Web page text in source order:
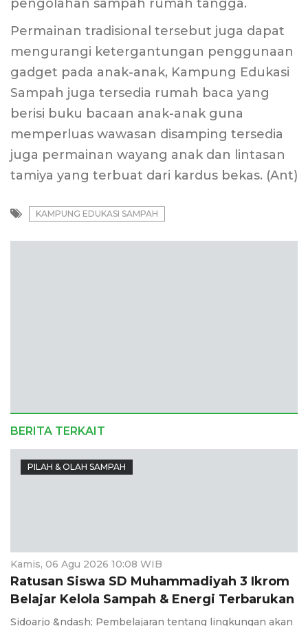
pengolahan sampah rumah tangga.
Permainan tradisional tersebut juga dapat
mengurangi ketergantungan penggunaan
gadget pada anak-anak, Kampung Edukasi
Sampah juga tersedia rumah baca yang
berisi buku bacaan anak-anak guna
memperluas wawasan disamping tersedia
juga permainan wayang anak dan lintasan
tamiya yang terbuat dari kardus bekas. (Ant)
KAMPUNG EDUKASI SAMPAH
BERITA TERKAIT
PILAH & OLAH SAMPAH
Kamis, 06 Agu 2026 10:08 WIB
Ratusan Siswa SD Muhammadiyah 3 Ikrom
Belajar Kelola Sampah & Energi Terbarukan
Sidoarjo &ndash; Pembelajaran tentang lingkungan akan